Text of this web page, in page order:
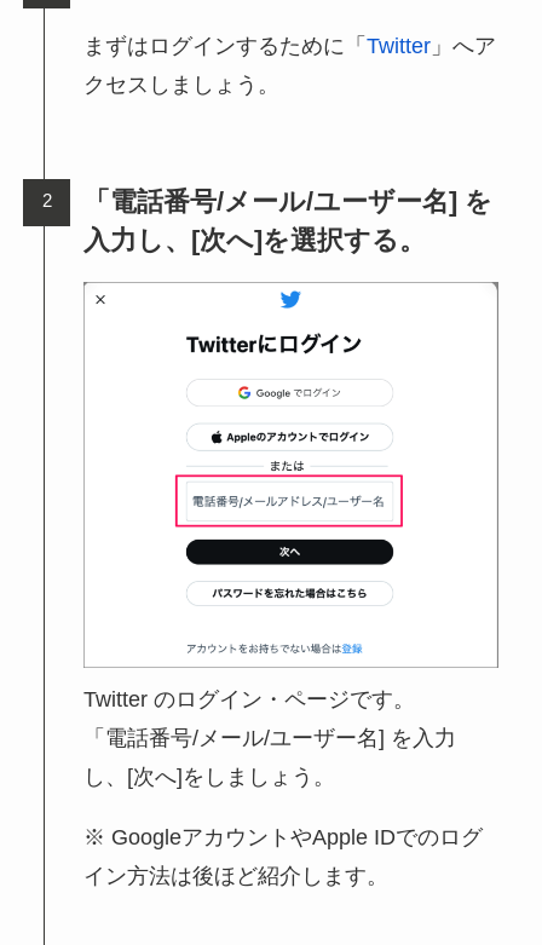
まずはログインするために「Twitter 」へア
クセスしましょう。
「電話番号/メール/ユーザー名] を
入力し、[次へ]を選択する。
Twitter のログイン・ページです。
「電話番号/メール/ユーザー名] を入力
し、[次へ]をしましょう。
※ GoogleアカウントやApple IDでのログ
イン方法は後ほど紹介します。